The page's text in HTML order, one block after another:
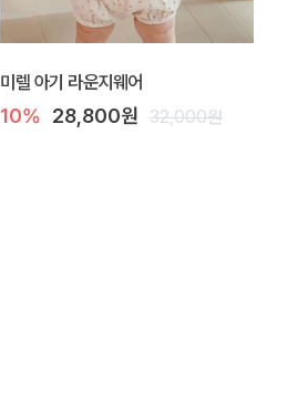
미렐 아기 라운지웨어
10% 28,800원 32,000원